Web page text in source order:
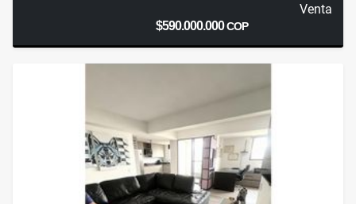
Venta
$590.000.000COP